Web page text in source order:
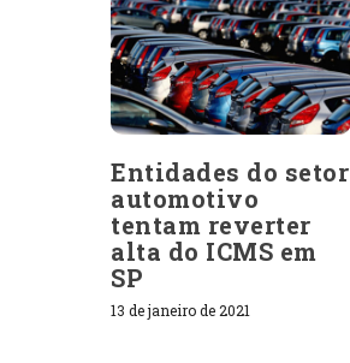
Entidades do setor
automotivo
tentam reverter
alta do ICMS em
SP
13 de janeiro de 2021